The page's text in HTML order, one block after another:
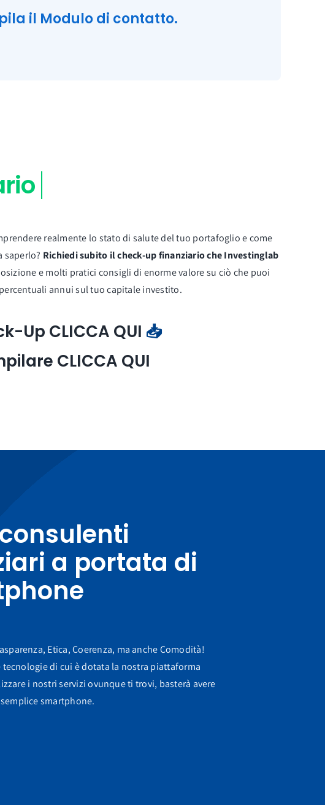
il Modulo di contatto.
realmente lo stato di salute del tuo portafoglio e come
saperlo? Richiedi subito il check-up finanziario che Investinglab
e molti pratici consigli di enorme valore su ciò che puoi
annui sul tuo capitale investito.
Up CLICCA QUI 📥
CLICCA QUI
a portata di
Etica, Coerenza, ma anche Comodità!
tecnologie di cui è dotata la nostra piattaforma
i nostri servizi ovunque ti trovi, basterà avere
smartphone.